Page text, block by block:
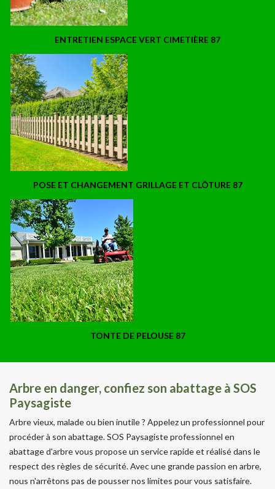
ENTRETIEN ESPACE VERT CIMETIÈRE 87
POSE ET CHANGEMENT GRILLAGE ET CLÔTURE 87
TONTE DE PELOUSE 87
Arbre en danger, confiez son abattage à SOS
Paysagiste
Arbre vieux, malade ou bien inutile ? Appelez un professionnel pour
procéder à son abattage. SOS Paysagiste professionnel en
abattage d'arbre vous propose un service rapide et réalisé dans le
respect des règles de sécurité. Avec une grande passion en arbre,
nous n'arrêtons pas de pousser nos limites pour vous satisfaire.